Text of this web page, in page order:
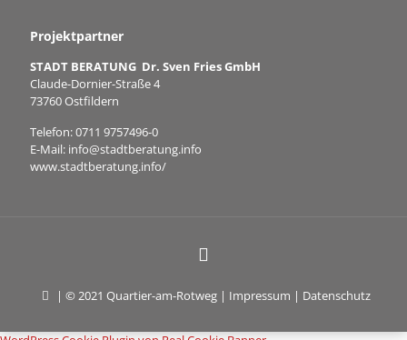
Projektpartner
STADT BERATUNG Dr. Sven Fries GmbH
Claude-Dornier-Straße 4
73760 Ostfildern
Telefon:0711 9757496-0
E-Mail: info@stadtberatung.info
www.stadtberatung.info/
| © 2021 Quartier-am-Rotweg | Impressum | Datenschutz